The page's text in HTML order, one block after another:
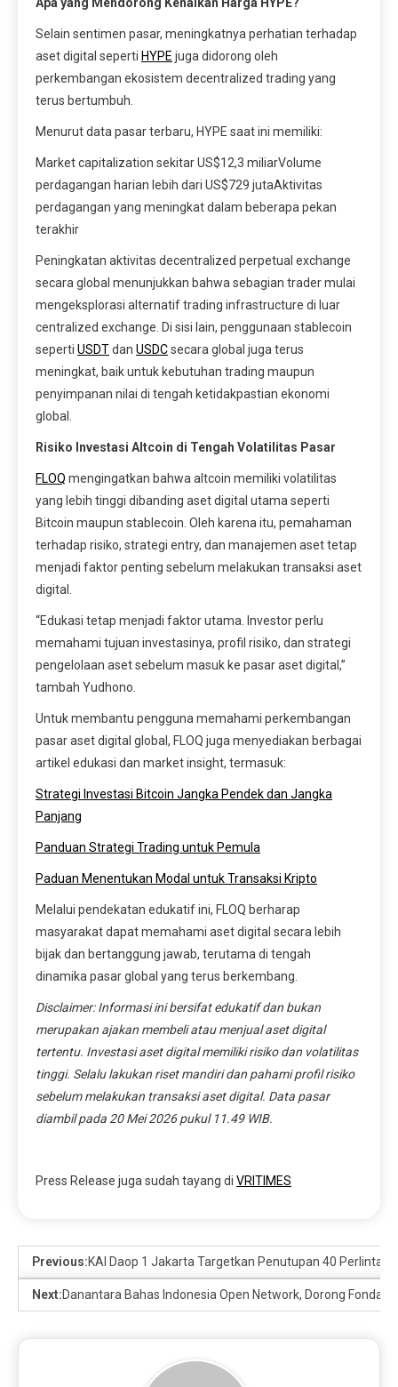
Selain sentimen pasar, meningkatnya perhatian terhadap
aset digital seperti HYPE juga didorong oleh
perkembangan ekosistem decentralized trading yang
terus bertumbuh.
Menurut data pasar terbaru, HYPE saat ini memiliki:
Market capitalization sekitar US$12,3 miliarVolume
perdagangan harian lebih dari US$729 jutaAktivitas
perdagangan yang meningkat dalam beberapa pekan
terakhir
Peningkatan aktivitas decentralized perpetual exchange
secara global menunjukkan bahwa sebagian trader mulai
mengeksplorasi alternatif trading infrastructure di luar
centralized exchange. Di sisi lain, penggunaan stablecoin
seperti USDTdan USDCsecara global juga terus
meningkat, baik untuk kebutuhan trading maupun
penyimpanan nilai di tengah ketidakpastian ekonomi
global.
Risiko Investasi Altcoin di Tengah Volatilitas Pasar
FLOQ mengingatkan bahwa altcoin memiliki volatilitas
yang lebih tinggi dibanding aset digital utama seperti
Bitcoin maupun stablecoin. Oleh karena itu, pemahaman
terhadap risiko, strategi entry, dan manajemen aset tetap
menjadi faktor penting sebelum melakukan transaksi aset
digital.
“Edukasi tetap menjadi faktor utama. Investor perlu
memahami tujuan investasinya, profil risiko, dan strategi
pengelolaan aset sebelum masuk ke pasar aset digital,”
tambah Yudhono.
Untuk membantu pengguna memahami perkembangan
pasar aset digital global, FLOQ juga menyediakan berbagai
artikel edukasi dan market insight, termasuk:
Strategi Investasi Bitcoin Jangka Pendek dan Jangka
Panjang
Panduan Strategi Trading untuk Pemula
Paduan Menentukan Modal untuk Transaksi Kripto
Melalui pendekatan edukatif ini, FLOQ berharap
masyarakat dapat memahami aset digital secara lebih
bijak dan bertanggung jawab, terutama di tengah
dinamika pasar global yang terus berkembang.
Disclaimer: Informasi ini bersifat edukatif dan bukan
merupakan ajakan membeli atau menjual aset digital
tertentu. Investasi aset digital memiliki risiko dan volatilitas
tinggi. Selalu lakukan riset mandiri dan pahami profil risiko
sebelum melakukan transaksi aset digital. Data pasar
diambil pada 20 Mei 2026 pukul 11.49 WIB.
Press Release juga sudah tayang di VRITIMES
Previous:KAI Daop 1 Jakarta Targetkan Penutupan 40
Next:Danantara Bahas Indonesia Open Network, Dorong